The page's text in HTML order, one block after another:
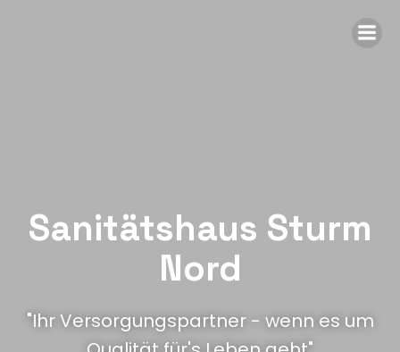
Sanitätshaus Sturm
Nord
"Ihr Versorgungspartner - wenn es um